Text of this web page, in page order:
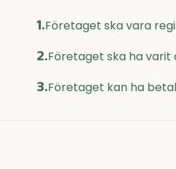
1.Företaget ska vara
2.Företaget ska ha
3.Företaget kan ha